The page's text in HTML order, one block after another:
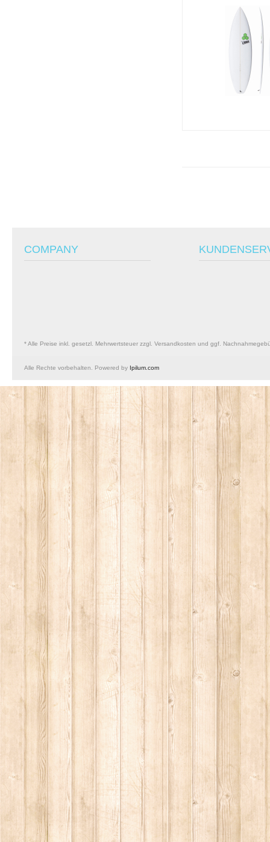
COMPANY
* Alle Preise inkl. gesetzl. Mehrwertsteuer zzgl. Versandkosten und ggf.
Alle Rechte vorbehalten. Powered by Ipilum.com